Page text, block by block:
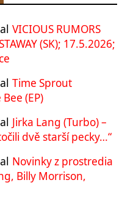
VICIOUS RUMORS
(SK); 17.5.2026;
Time Sprout
(EP)
Jirka Lang (Turbo) –
dvě starší pecky…“
Novinky z prostredia
Billy Morrison,